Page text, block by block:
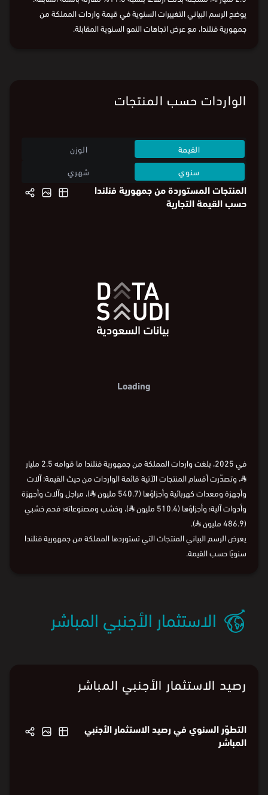
يوضح الرسم البياني التغييرات السنوية في قيمة واردات المملكة من
جمهورية فنلندا، مع عرض اتجاهات النمو السنوية المقابلة.
الواردات حسب المنتجات
القيمة
الوزن
سنوي
شهري
المنتجات المستوردة من جمهورية فنلندا
حسب القيمة التجارية
Loading
في 2025، بلغت واردات المملكة من جمهورية فنلندا ما قوامه 2.5 مليار
⃁، وتصدّرت أقسام المنتجات الآتية قائمة الواردات من حيث القيمة: آلات
وأجهزة ومعدات كهربائية وأجزاؤها (540.7 مليون
⃁)، مراجل وآلات وأجهزة
وأدوات آلية؛ وأجزاؤها (510.4 مليون
⃁)، وخشب ومصنوعاته؛ فحم خشبي
(486.9 مليون
⃁
).
يعرض الرسم البياني المنتجات التي تستوردها المملكة من جمهورية فنلندا
سنويًا حسب القيمة.
الاستثمار الأجنبي المباشر
رصيد الاستثمار الأجنبي المباشر
التطوّر السنوي في رصيد الاستثمار الأجنبي
المباشر